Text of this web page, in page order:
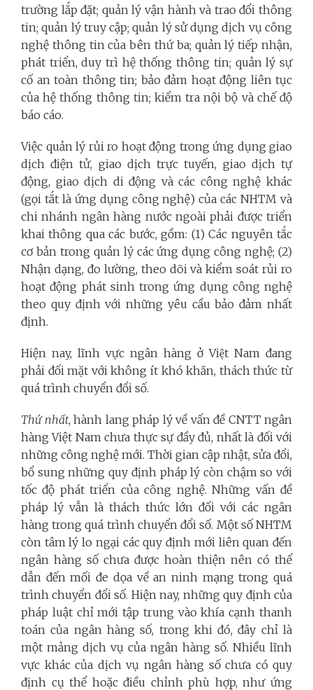
trường lắp đặt; quản lý vận hành và trao đổi thông
tin; quản lý truy cập; quản lý sử dụng dịch vụ công
nghệ thông tin của bên thứ ba; quản lý tiếp nhận,
phát triển, duy trì hệ thống thông tin; quản lý sự
cố an toàn thông tin; bảo đảm hoạt động liên tục
của hệ thống thông tin; kiểm tra nội bộ và chế độ
báo cáo.
Việc quản lý rủi ro hoạt động trong ứng dụng giao
dịch điện tử, giao dịch trực tuyến, giao dịch tự
động, giao dịch di động và các công nghệ khác
(gọi tắt là ứng dụng công nghệ) của các NHTM và
chi nhánh ngân hàng nước ngoài phải được triển
khai thông qua các bước, gồm: (1) Các nguyên tắc
cơ bản trong quản lý các ứng dụng công nghệ; (2)
Nhận dạng, đo lường, theo dõi và kiểm soát rủi ro
hoạt động phát sinh trong ứng dụng công nghệ
theo quy định với những yêu cầu bảo đảm nhất
định.
Hiện nay, lĩnh vực ngân hàng ở Việt Nam đang
phải đối mặt với không ít khó khăn, thách thức từ
quá trình chuyển đổi số.
Thứ nhất, hành lang pháp lý về vấn đề CNTT ngân
hàng Việt Nam chưa thực sự đầy đủ, nhất là đối với
những công nghệ mới. Thời gian cập nhật, sửa đổi,
bổ sung những quy định pháp lý còn chậm so với
tốc độ phát triển của công nghệ. Những vấn đề
pháp lý vẫn là thách thức lớn đối với các ngân
hàng trong quá trình chuyển đổi số. Một số NHTM
còn tâm lý lo ngại các quy định mới liên quan đến
ngân hàng số chưa được hoàn thiện nên có thể
dẫn đến mối đe dọa về an ninh mạng trong quá
trình chuyển đổi số. Hiện nay, những quy định của
pháp luật chỉ mới tập trung vào khía cạnh thanh
toán của ngân hàng số, trong khi đó, đây chỉ là
một mảng dịch vụ của ngân hàng số. Nhiều lĩnh
vực khác của dịch vụ ngân hàng số chưa có quy
định cụ thể hoặc điều chỉnh phù hợp, như ứng